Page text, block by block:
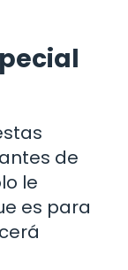
de
le
es para